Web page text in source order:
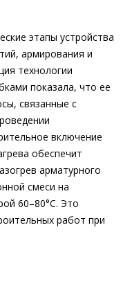
этапы устройства
армирования и
технологии
показала, что ее
связанные с
включение
обеспечит
арматурного
смеси на
60–80°С. Это
работ при